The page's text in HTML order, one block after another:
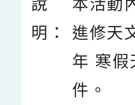
說
明：
本活動
進修天
年 寒假
件。